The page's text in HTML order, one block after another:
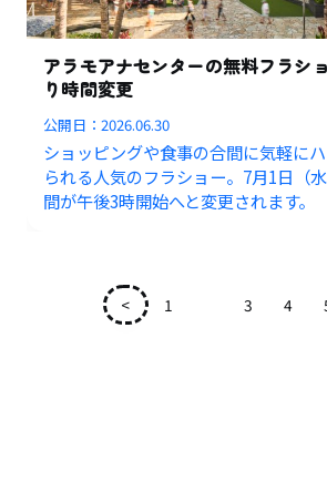
アラモアナセンターの無料フラシ
り時間変更
公開日：2026.06.30
ショッピングや食事の合間に気軽に
られる人気のフラショー。7月1日（
間が午後3時開始へと変更されます。
< 1 3 4